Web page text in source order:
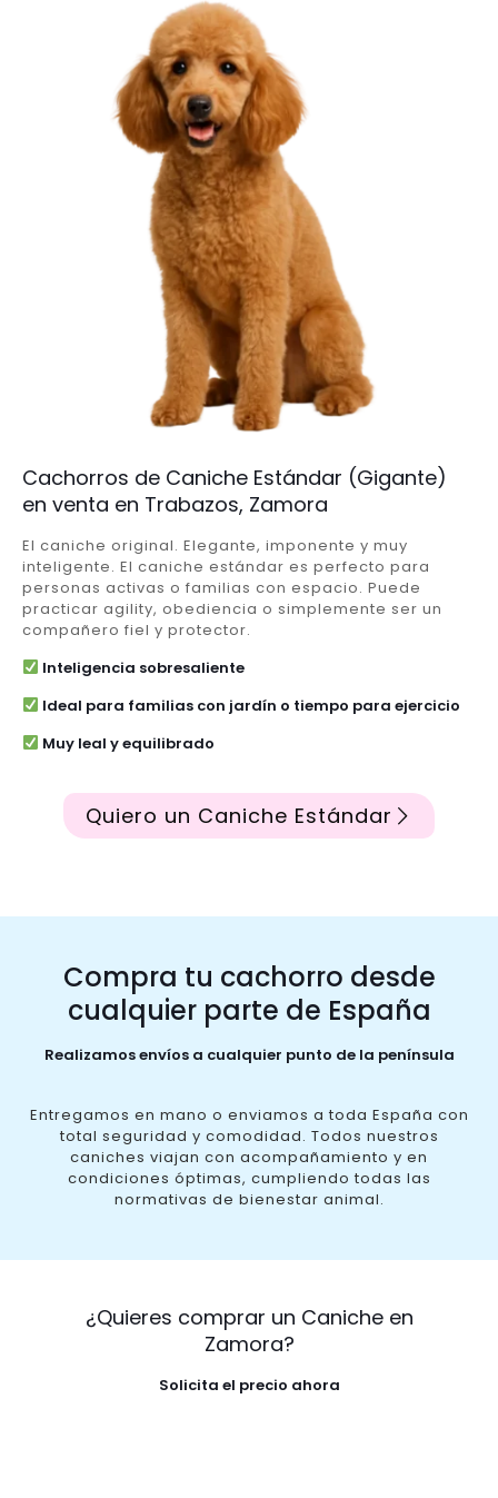
Cachorros de Caniche Estándar (Gigante)
en venta en Trabazos, Zamora
El caniche original. Elegante, imponente y muy
inteligente. El caniche estándar es perfecto para
personas activas o familias con espacio. Puede
practicar agility, obediencia o simplemente ser un
compañero fiel y protector.
Inteligencia sobresaliente
Ideal para familias con jardín o tiempo para ejercicio
Muy leal y equilibrado
Quiero un Caniche Estándar
Compra tu cachorro desde
cualquier parte de España
Realizamos envíos a cualquier punto de la península
Entregamos en mano o enviamos a toda España con
total seguridad y comodidad. Todos nuestros
caniches viajan con acompañamiento y en
condiciones óptimas, cumpliendo todas las
normativas de bienestar animal.
¿Quieres comprar un Caniche en
Zamora?
Solicita el precio ahora